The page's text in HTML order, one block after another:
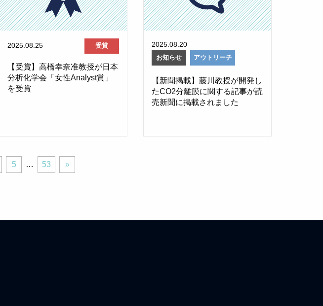
2025.08.25 受賞
【受賞】高橋幸奈准教授が日本
分析化学会「女性Analyst賞」
を受賞
2025.08.20
お知らせ アウトリーチ
【新聞掲載】藤川教授が開発し
たCO2分離膜に関する記事が読
売新聞に掲載されました
ペ
ー
5 …
ペ
ー
53
次
へ
»